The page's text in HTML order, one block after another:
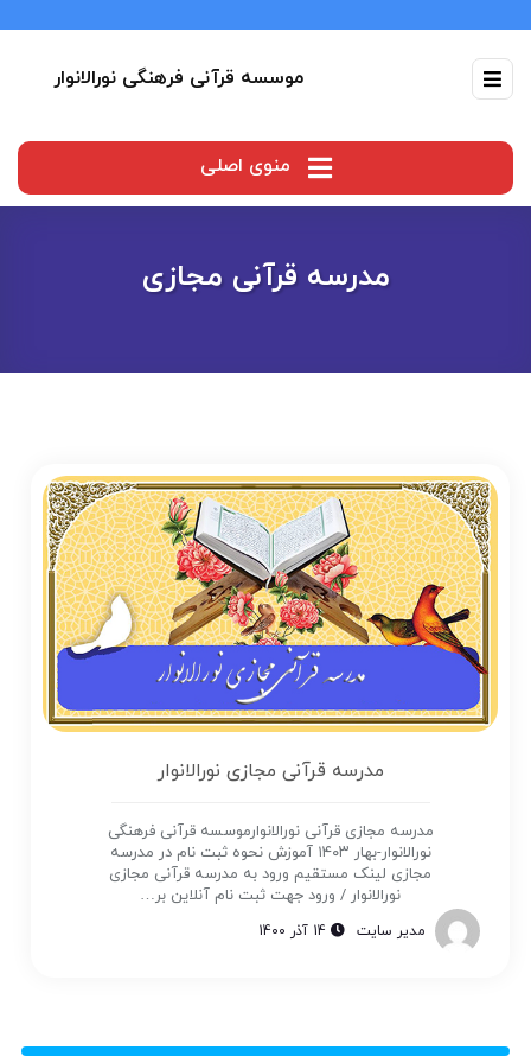
موسسه قرآنی فرهنگی نورالانوار
منوی اصلی
مدرسه قرآنی مجازی
مدرسه قرآنی مجازی نورالانوار
مدرسه مجازی قرآنی نورالانوارموسسه قرآنی فرهنگی
نورالانوار-بهار ۱۴۰۳ آموزش نحوه ثبت نام در مدرسه
مجازی لینک مستقیم ورود به مدرسه قرآنی مجازی
نورالانوار / ورود جهت ثبت نام آنلاین بر…
مدیر سایت 14 آذر 1400